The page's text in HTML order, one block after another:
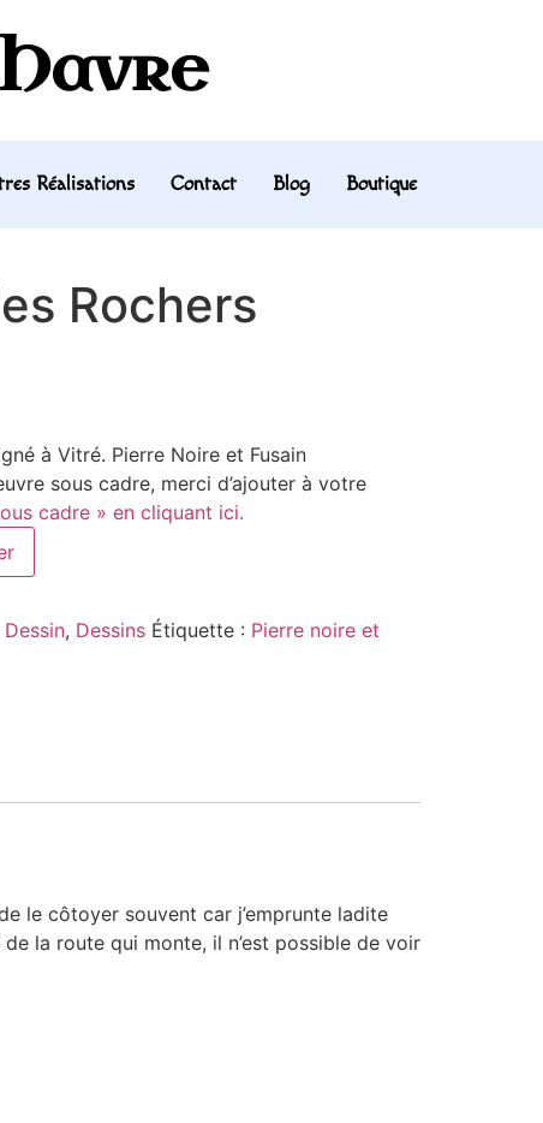
Réalisations Contact Blog Boutique
Rochers
à Vitré. Pierre Noire et Fusain
sous cadre, merci d’ajouter à votre
cadre » en cliquant ici.
Dessin, Dessins Étiquette : Pierre noire et
le côtoyer souvent car j’emprunte ladite
la route qui monte, il n’est possible de voir